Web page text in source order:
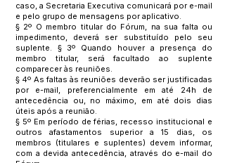
caso, a Secretaria Executiva comunicará por e-mail
e pelo grupo de mensagens por aplicativo.
§ 2º O membro titular do Fórum, na sua falta ou
impedimento, deverá ser substituído pelo seu
suplente. § 3º Quando houver a presença do
membro titular, será facultado ao suplente
comparecer às reuniões.
§ 4º As faltas às reuniões deverão ser justificadas
por e-mail, preferencialmente em até 24h de
antecedência ou, no máximo, em até dois dias
úteis após a reunião.
§ 5º Em período de férias, recesso institucional e
outros afastamentos superior a 15 dias, os
membros (titulares e suplentes) devem informar,
com a devida antecedência, através do e-mail do